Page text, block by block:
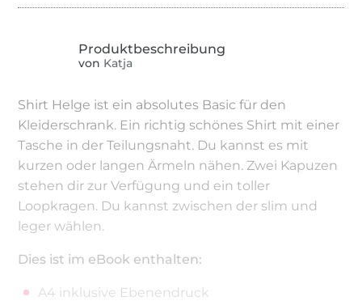
von Katja
Shirt Helge ist ein absolutes Basic für den
Kleiderschrank. Ein richtig schönes Shirt mit einer
Tasche in der Teilungsnaht. Du kannst es mit
kurzen oder langen Ärmeln nähen. Zwei Kapuzen
stehen dir zur Verfügung und ein toller
Loopkragen. Du kannst zwischen der slim und
leger wählen.
Dies ist im eBook enthalten:
A4 inklusive Ebenendruck